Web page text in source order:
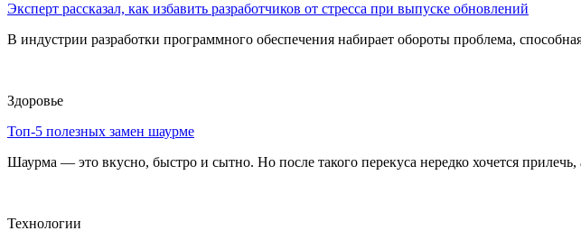
Эксперт рассказал, как избавить разработчиков от стресса при выпуске обновлений
В индустрии разработки программного обеспечения набирает обороты проблема,
Здоровье
Топ-5 полезных замен шаурме
Шаурма — это вкусно, быстро и сытно. Но после такого перекуса нередко хочется
Технологии